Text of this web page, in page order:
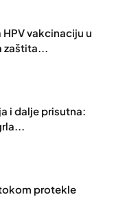
vakcinaciju u
zaštita...
i dalje prisutna:
protekle